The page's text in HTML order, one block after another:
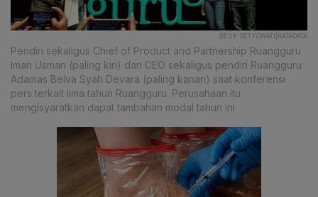
DESY SETYOWATI|KATADATA
Pendiri sekaligus Chief of Product and Partnership Ruangguru
Iman Usman (paling kiri) dan CEO sekaligus pendiri Ruangguru
Adamas Belva Syah Devara (paling kanan) saat konferensi
pers terkait lima tahun Ruangguru. Perusahaan itu
mengisyaratkan dapat tambahan modal tahun ini.